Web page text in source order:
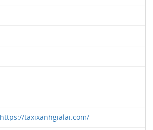
https://taxixanhgialai.com/